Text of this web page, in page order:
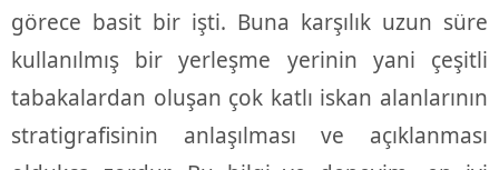
görece basit bir işti. Buna karşılık uzun süre
kullanılmış bir yerleşme yerinin yani çeşitli
tabakalardan oluşan çok katlı iskan alanlarının
stratigrafisinin anlaşılması ve açıklanması